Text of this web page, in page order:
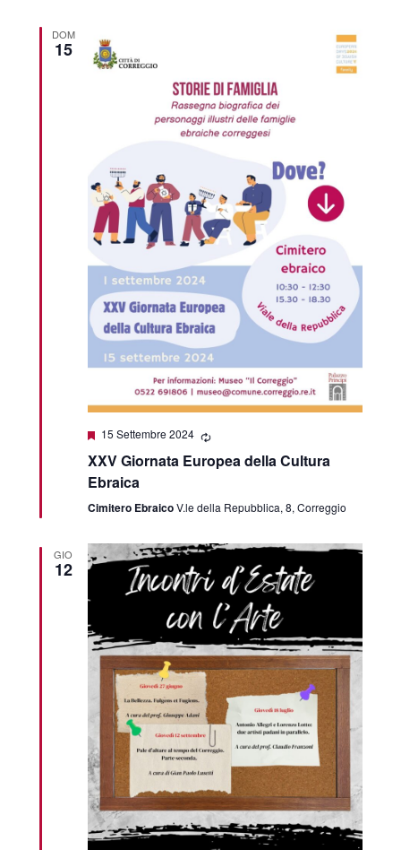
DOM
15
Featured
15 Settembre 2024
XXV Giornata Europea della Cultura
Ebraica
Cimitero EbraicoV.le della Repubblica, 8, Correggio
GIO
12